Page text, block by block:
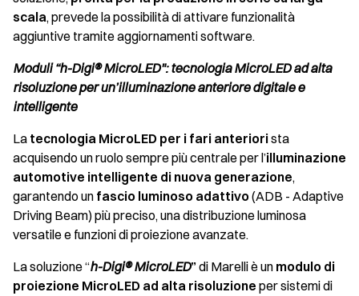
scala, prevede la possibilità di attivare funzionalità
aggiuntive tramite aggiornamenti software.
Moduli “h-Digi® MicroLED": tecnologia MicroLED ad alta
risoluzione per un’illuminazione anteriore digitale e
intelligente
La tecnologia MicroLED per i fari anteriorista
acquisendo un ruolo sempre più centrale per l’illuminazione
automotive intelligente di nuova generazione,
garantendo un fascio luminoso adattivo (ADB - Adaptive
Driving Beam) più preciso, una distribuzione luminosa
versatile e funzioni di proiezione avanzate.
La soluzione “h-Digi® MicroLED”di Marelli è un modulo di
proiezione MicroLED ad alta risoluzione per sistemi di